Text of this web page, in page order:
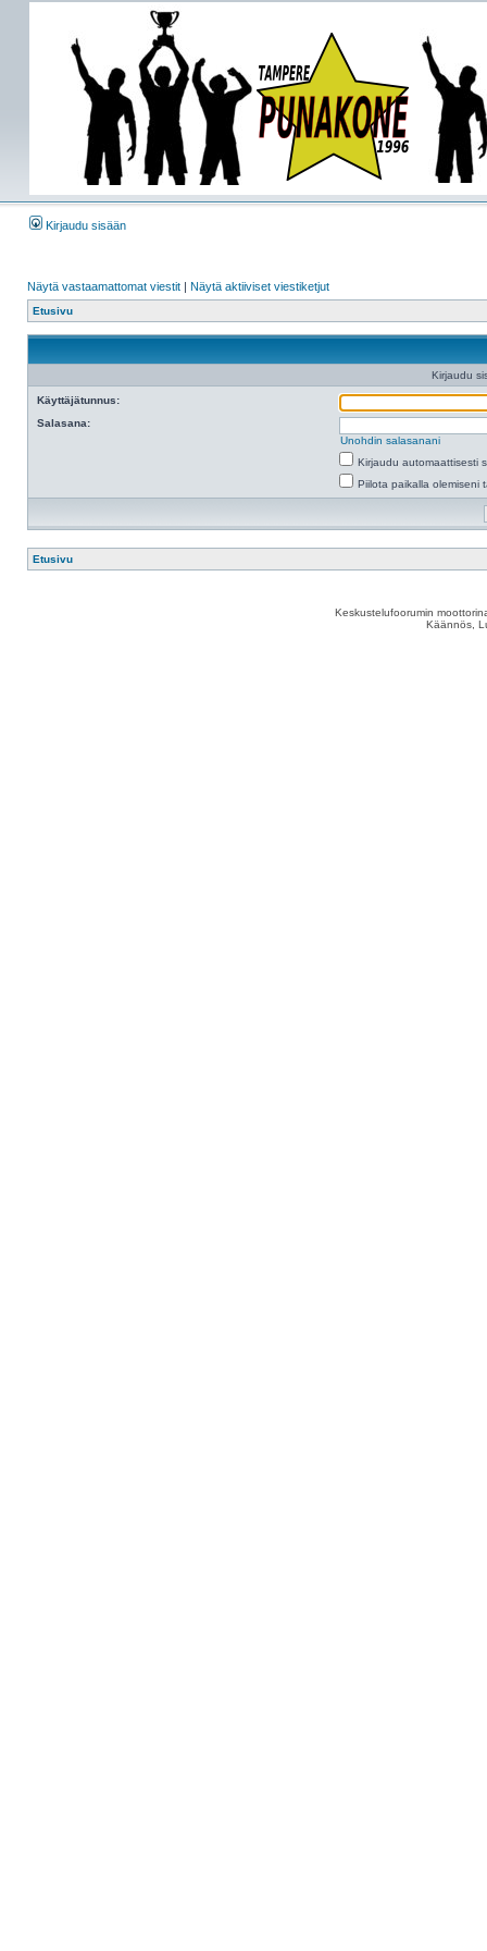
Kirjaudu sisään
Näytä vastaamattomat viestit | Näytä aktiiviset viestiketjut
Etusivu
Kirjaudu
Käyttäjätunnus:
Salasana:
Unohdin salasanani
Kirjaudu automaattisesti
Piilota paikalla olemiseni
Etusivu
Keskustelufoorumin
Käännös,